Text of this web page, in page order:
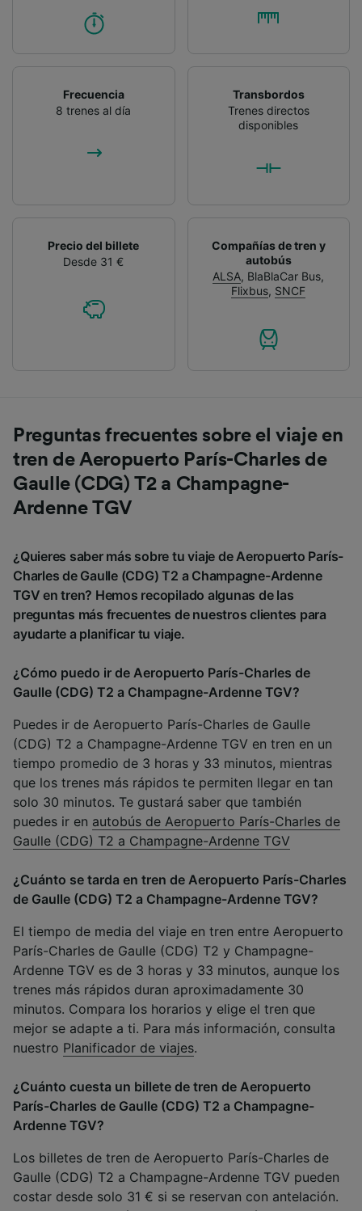
Frecuencia
8 trenes al día
Transbordos
Trenes directos
disponibles
Precio del billete
Desde 31 €
Compañías de tren y
autobús
ALSA, BlaBlaCar Bus,
Flixbus, SNCF
Preguntas frecuentes sobre el viaje en
tren de Aeropuerto París-Charles de
Gaulle (CDG) T2 a Champagne-
Ardenne TGV
¿Quieres saber más sobre tu viaje de Aeropuerto París-
Charles de Gaulle (CDG) T2 a Champagne-Ardenne
TGV en tren? Hemos recopilado algunas de las
preguntas más frecuentes de nuestros clientes para
ayudarte a planificar tu viaje.
¿Cómo puedo ir de Aeropuerto París-Charles de
Gaulle (CDG) T2 a Champagne-Ardenne TGV?
Puedes ir de Aeropuerto París-Charles de Gaulle
(CDG) T2 a Champagne-Ardenne TGV en tren en un
tiempo promedio de 3 horas y 33 minutos, mientras
que los trenes más rápidos te permiten llegar en tan
solo 30 minutos. Te gustará saber que también
puedes ir en autobús de Aeropuerto París-Charles de
Gaulle (CDG) T2 a Champagne-Ardenne TGV
¿Cuánto se tarda en tren de Aeropuerto París-Charles
de Gaulle (CDG) T2 a Champagne-Ardenne TGV?
El tiempo de media del viaje en tren entre Aeropuerto
París-Charles de Gaulle (CDG) T2 y Champagne-
Ardenne TGV es de 3 horas y 33 minutos, aunque los
trenes más rápidos duran aproximadamente 30
minutos. Compara los horarios y elige el tren que
mejor se adapte a ti. Para más información, consulta
nuestro Planificador de viajes.
¿Cuánto cuesta un billete de tren de Aeropuerto
París-Charles de Gaulle (CDG) T2 a Champagne-
Ardenne TGV?
Los billetes de tren de Aeropuerto París-Charles de
Gaulle (CDG) T2 a Champagne-Ardenne TGV pueden
costar desde solo 31 € si se reservan con antelación.